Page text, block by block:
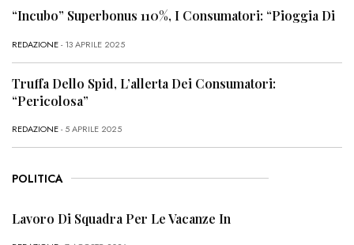
“Incubo” Superbonus 110%, I Consumatori: “Pioggia Di
REDAZIONE- 13 APRILE 2025
Truffa Dello Spid, L’allerta Dei Consumatori:
“Pericolosa”
REDAZIONE- 5 APRILE 2025
POLITICA
Lavoro Di Squadra Per Le Vacanze In